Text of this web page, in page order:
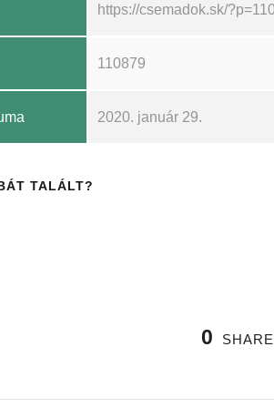
https://csemadok.sk/
110879
2020. január 29.
TALÁLT?
0